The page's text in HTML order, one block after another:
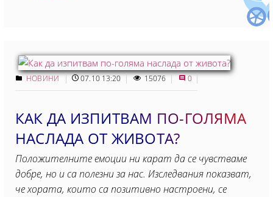
НОВИНИ 07.10 13:20 15076 0
КАК ДА ИЗПИТВАМ ПО-ГОЛЯМА
НАСЛАДА ОТ ЖИВОТА?
Положителните емоции ни карат да се чувстваме
добре, но и са полезни за нас. Изследвания показват,
че хората, които са позитивно настроени, се